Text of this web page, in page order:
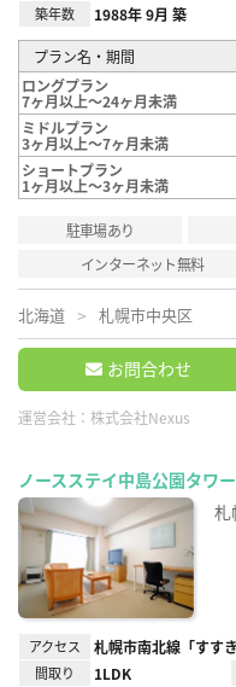
築年数 1988年 9月 築
プラン名・期間
ロングプラン
7ヶ月以上～24ヶ月未満
ミドルプラン
3ヶ月以上～7ヶ月未満
ショートプラン
1ヶ月以上～3ヶ月未満
駐車場あり
インターネット無料
北海道 札幌市中央区
お問合わせ
運営会社： 株式会社Nexus
ノースステイ中島公園タワ
札
アクセス 札幌市南北線「すす
間取り 1LDK